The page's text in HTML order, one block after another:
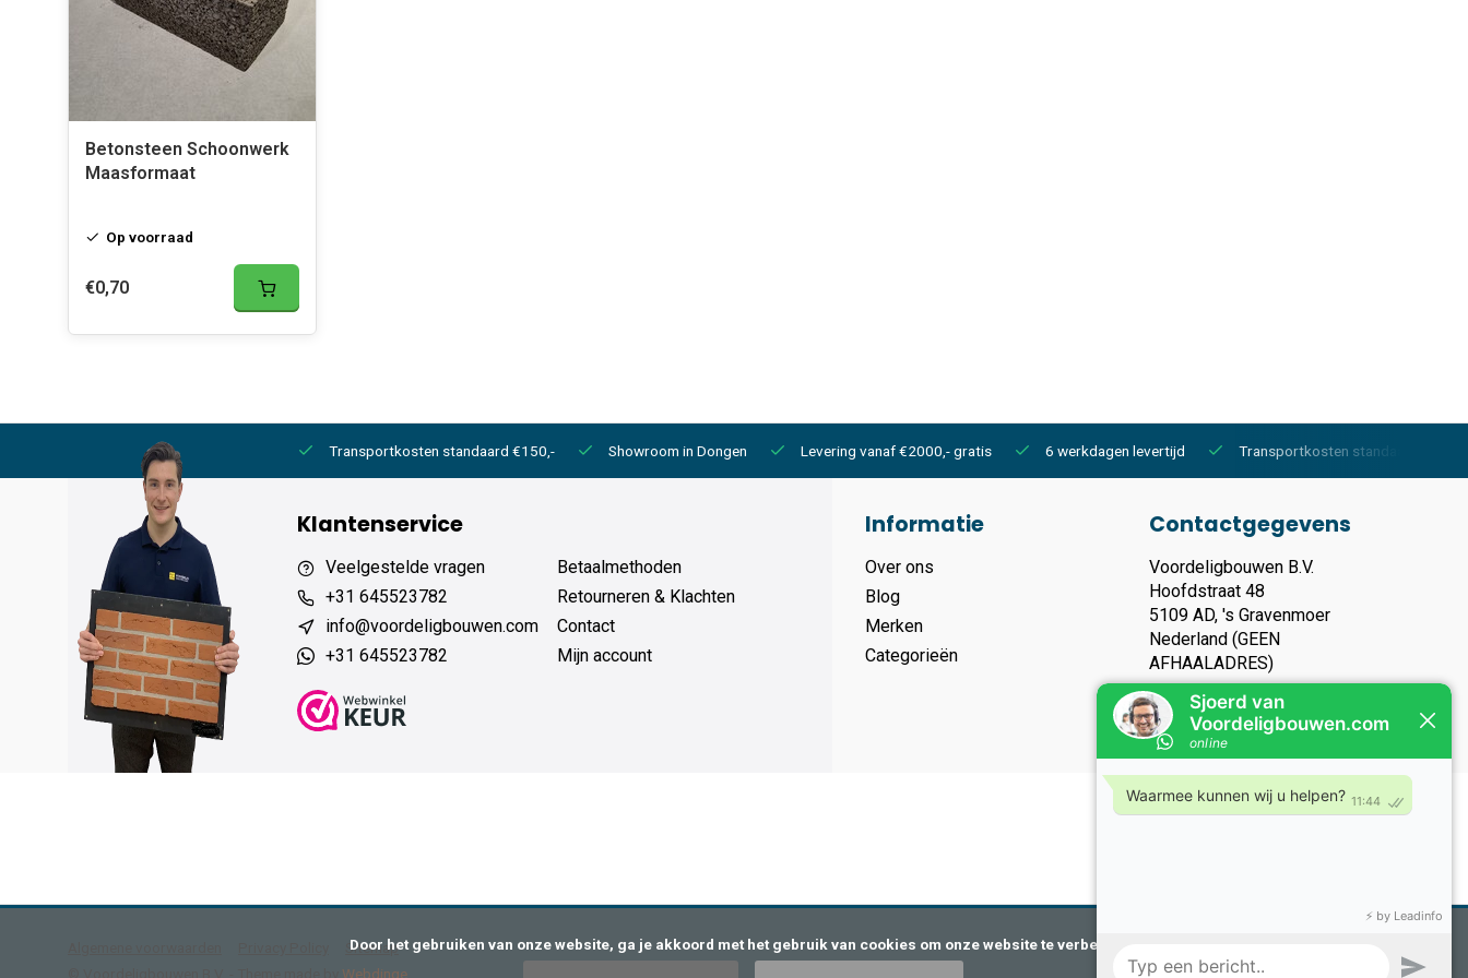
Betonsteen Schoonwerk
Maasformaat
Op voorraad
€0,70
6 werkdagen levertijd Transportkosten standaard €150,- Showroom in Dongen Levering vanaf €2000,- gratis 6 werkdagen levertijd Transportkosten standaard €150,-
Klantenservice
Veelgestelde vragen
+31 645523782
info@voordeligbouwen.com
+31 645523782
Betaalmethoden
Retourneren & Klachten
Contact
Mijn account
Informatie
Over ons
Blog
Merken
Categorieën
Contactgegevens
Voordeligbouwen B.V.
Hoofdstraat 48
5109 AD, 's Gravenmoer
Nederland (GEEN
AFHAALADRES)
KVK nummer: 93119135
Btw nummer: NL866283006B01
Sitemap
Webdinge